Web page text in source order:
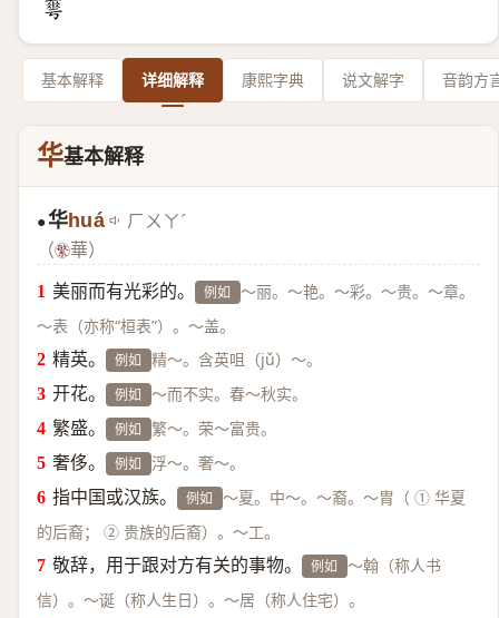
基本解释 详细解释 康熙字典 说文解字 音韵方
华基本解释
●华huá ㄏㄨㄚˊ
（
華）
美丽而有光彩的。
例如 ～丽。～艳。～彩。～贵。～章。
～表（亦称“桓表”）。～盖。
精英。 例如 精～。含英咀（jǔ）～。
开花。 例如 ～而不实。春～秋实。
繁盛。 例如 繁～。荣～富贵。
奢侈。 例如 浮～。奢～。
指中国或汉族。 例如 ～夏。中～。～裔。～胄（ ① 华夏
的后裔； ② 贵族的后裔）。～工。
敬辞，用于跟对方有关的事物。 例如 ～翰（称人书
信）。～诞（称人生日）。～居（称人住宅）。